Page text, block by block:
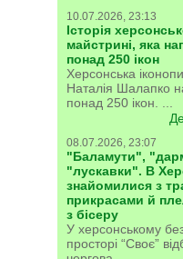
10.07.2026, 23:13
Історія
майстрині, яка
понад 250 ікон
Херсонська
Наталія Шалапко
понад 250 ікон. ...
08.07.2026, 23:07
"Баламути",
"лускавки". В
знайомилися з
прикрасами й
з бісеру
У херсонському
просторі “Своє”